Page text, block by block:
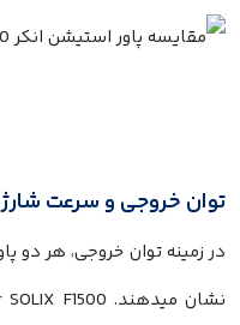
توان خروجی و سرعت شارژ
در زمینه توان خروجی، هر دو